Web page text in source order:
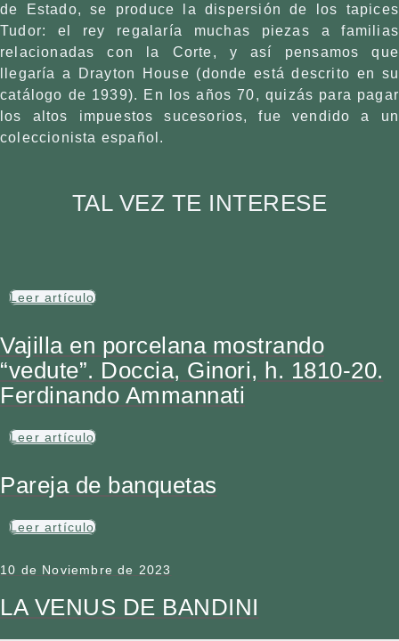
de Estado, se produce la dispersión de los tapices
Tudor: el rey regalaría muchas piezas a familias
relacionadas con la Corte, y así pensamos que
llegaría a Drayton House (donde está descrito en su
catálogo de 1939). En los años 70, quizás para pagar
los altos impuestos sucesorios, fue vendido a un
coleccionista español.
TAL VEZ TE INTERESE
Leer artículo
Vajilla en porcelana mostrando
“vedute”. Doccia, Ginori, h. 1810-20.
Ferdinando Ammannati
Leer artículo
Pareja de banquetas
Leer artículo
10 de Noviembre de 2023
LA VENUS DE BANDINI